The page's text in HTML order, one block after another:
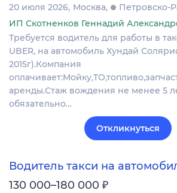
20 июля 2026 Москва
Петровско-
ИП Скотненков Геннадий
Требуется водитель для работы в
UBER, на автомобиль Хундай
2015г).Компания
аренды.Стаж вождения не менее 5
обязательно…
Откликнуться
Водитель такси на
130 000–180 000 ₽